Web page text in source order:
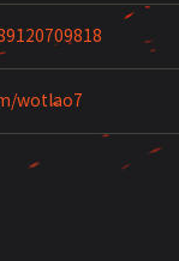
wotlao7